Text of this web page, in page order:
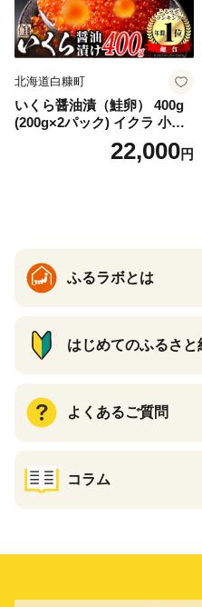
北海道白糠町
いくら醤油漬（鮭卵） 400g
(200g×2パック) イクラ 小分
け いくら醤油漬 鮭いくら い
くら醤油漬け 鮭 鮭卵 ikura
22,000円
ふるラボとは
はじめてのふるさと
よくあるご質問
コラム